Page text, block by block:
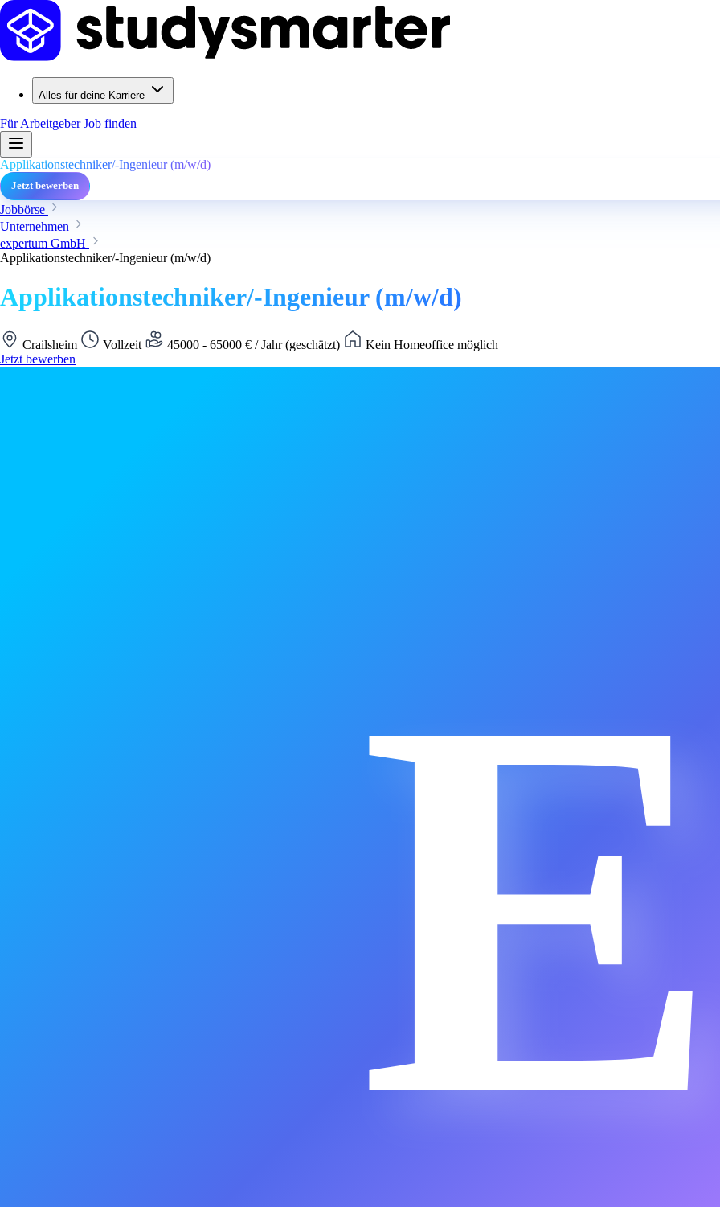
Alles für deine Karriere
Für ArbeitgeberJob finden
Applikationstechniker/-Ingenieur (m/w/d)
Jetzt bewerben
Jobbörse
Unternehmen
expertum GmbH
Applikationstechniker/-Ingenieur (m/w/d)
Applikationstechniker/-Ingenieur (m/w/d)
Crailsheim Vollzeit 45000 - 65000 € / Jahr (geschätzt)
Kein Homeoffice möglich
Jetzt bewerben
E